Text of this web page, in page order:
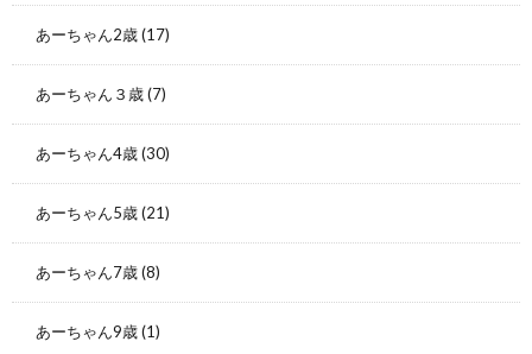
あーちゃん2歳(17)
あーちゃん３歳(7)
あーちゃん4歳(30)
あーちゃん5歳(21)
あーちゃん7歳(8)
あーちゃん9歳(1)